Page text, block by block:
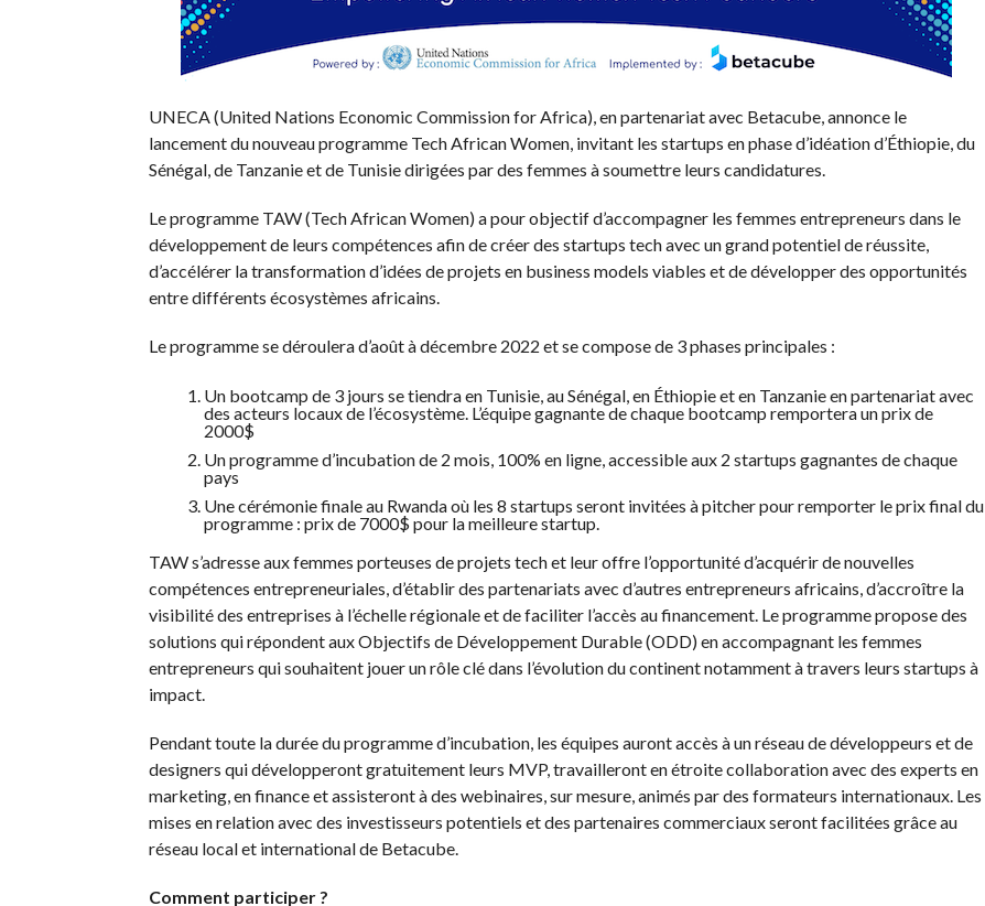
UNECA (United Nations Economic Commission for Africa), en partenariat avec Betacube, annonce le
lancement du nouveau programme Tech African Women, invitant les startups en phase d’idéation d’Éthiopie, du
Sénégal, de Tanzanie et de Tunisie dirigées par des femmes à soumettre leurs candidatures.
Le programme TAW (Tech African Women) a pour objectif d’accompagner les femmes entrepreneurs dans le
développement de leurs compétences afin de créer des startups tech avec un grand potentiel de réussite,
d’accélérer la transformation d’idées de projets en business models viables et de développer des opportunités
entre différents écosystèmes africains.
Le programme se déroulera d’août à décembre 2022 et se compose de 3 phases principales :
Un bootcamp de 3 jours se tiendra en Tunisie, au Sénégal, en Éthiopie et en Tanzanie en partenariat avec
des acteurs locaux de l’écosystème. L’équipe gagnante de chaque bootcamp remportera un prix de
2000$
Un programme d’incubation de 2 mois, 100% en ligne, accessible aux 2 startups gagnantes de chaque
pays
Une cérémonie finale au Rwanda où les 8 startups seront invitées à pitcher pour remporter le prix final du
programme : prix de 7000$ pour la meilleure startup.
TAW s’adresse aux femmes porteuses de projets tech et leur offre l’opportunité d’acquérir de nouvelles
compétences entrepreneuriales, d’établir des partenariats avec d’autres entrepreneurs africains, d’accroître la
visibilité des entreprises à l’échelle régionale et de faciliter l’accès au financement. Le programme propose des
solutions qui répondent aux Objectifs de Développement Durable (ODD) en accompagnant les femmes
entrepreneurs qui souhaitent jouer un rôle clé dans l’évolution du continent notamment à travers leurs startups à
impact.
Pendant toute la durée du programme d’incubation, les équipes auront accès à un réseau de développeurs et de
designers qui développeront gratuitement leurs MVP, travailleront en étroite collaboration avec des experts en
marketing, en finance et assisteront à des webinaires, sur mesure, animés par des formateurs internationaux. Les
mises en relation avec des investisseurs potentiels et des partenaires commerciaux seront facilitées grâce au
réseau local et international de Betacube.
Comment participer ?